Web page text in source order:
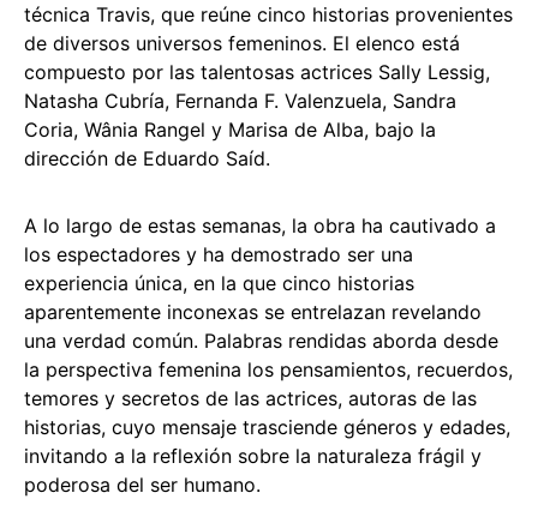
técnica Travis, que reúne cinco historias provenientes
de diversos universos femeninos. El elenco está
compuesto por las talentosas actrices Sally Lessig,
Natasha Cubría, Fernanda F. Valenzuela, Sandra
Coria, Wânia Rangel y Marisa de Alba, bajo la
dirección de Eduardo Saíd.
A lo largo de estas semanas, la obra ha cautivado a
los espectadores y ha demostrado ser una
experiencia única, en la que cinco historias
aparentemente inconexas se entrelazan revelando
una verdad común. Palabras rendidas aborda desde
la perspectiva femenina los pensamientos, recuerdos,
temores y secretos de las actrices, autoras de las
historias, cuyo mensaje trasciende géneros y edades,
invitando a la reflexión sobre la naturaleza frágil y
poderosa del ser humano.